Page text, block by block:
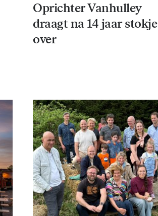
Oprichter Vanhulley
draagt na 14 jaar stokje
over